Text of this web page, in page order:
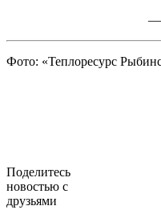
—
Фото: «Теплоресурс
Поделитесь
новостью с
друзьями